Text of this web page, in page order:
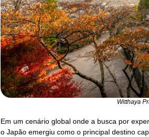
Witthaya
Em um cenário global onde a busca por
o Japão emergiu como o principal destino